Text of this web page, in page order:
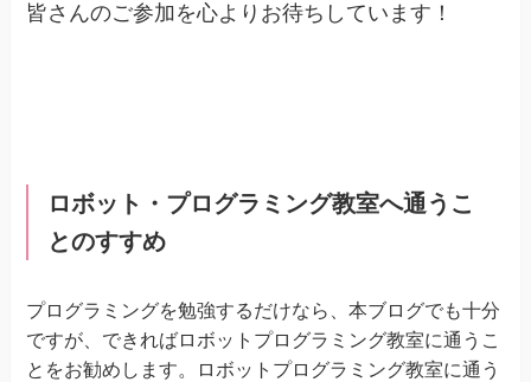
皆さんのご参加を心よりお待ちしています！
ロボット・プログラミング教室へ通うこ
とのすすめ
プログラミングを勉強するだけなら、本ブログでも十分
ですが、できればロボットプログラミング教室に通うこ
とをお勧めします。ロボットプログラミング教室に通う